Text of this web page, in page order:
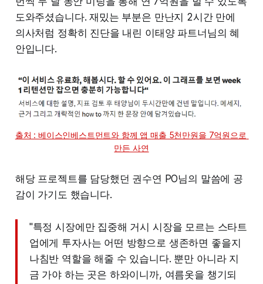
도와주셨습니다. 재밌는 부분은 만난지 2시간 만에
의사처럼 정확히 진단을 내린 이태양 파트너님의 혜
안입니다.
출처 : 베이스인베스트먼트와 함께 앱 매출 5천만원을 7억원으로
만든 사연
해당 프로젝트를 담당했던 권수연 PO님의 말씀에 공
감이 가기도 했습니다.
"특정 시장에만 집중해 거시 시장을 모르는 스타트
업에게 투자사는 어떤 방향으로 생존하면 좋을지
나침반 역할을 해줄 수 있습니다. 뿐만 아니라 지
금 가야 하는 곳은 하와이니까, 여름옷을 챙기되